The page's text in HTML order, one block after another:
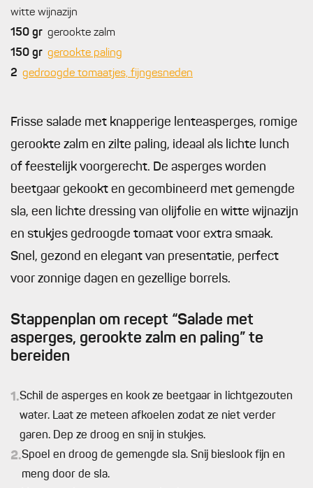
witte wijnazijn
150 gr gerookte zalm
150 gr gerookte paling
2 gedroogde tomaatjes, fijngesneden
Frisse salade met knapperige lenteasperges, romige
gerookte zalm en zilte paling, ideaal als lichte lunch
of feestelijk voorgerecht. De asperges worden
beetgaar gekookt en gecombineerd met gemengde
sla, een lichte dressing van olijfolie en witte wijnazijn
en stukjes gedroogde tomaat voor extra smaak.
Snel, gezond en elegant van presentatie, perfect
voor zonnige dagen en gezellige borrels.
Stappenplan om recept “Salade met
asperges, gerookte zalm en paling” te
bereiden
1.Schil de asperges en kook ze beetgaar in lichtgezouten
water. Laat ze meteen afkoelen zodat ze niet verder
garen. Dep ze droog en snij in stukjes.
2.Spoel en droog de gemengde sla. Snij bieslook fijn en
meng door de sla.